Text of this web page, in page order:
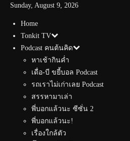
Sunday, August 9, 2026
Home
Tonkit TV
Podcast คนต้นคิด
หาเช้ากินค่ำ
เดื่อ-บี ขยี้บอล Podcast
รถเราไม่เก่าเลย Podcast
สรรหามาเล่า
พี่บอกแล้วนะ ซีซั่น 2
พี่บอกแล้วนะ!
เรื่องใกล้ตัว